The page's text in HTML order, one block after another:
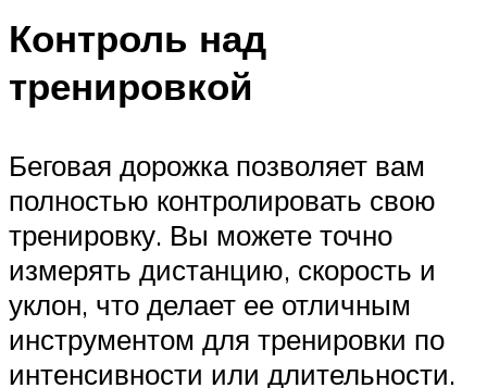
Контроль над
тренировкой
Беговая дорожка позволяет вам
полностью контролировать свою
тренировку. Вы можете точно
измерять дистанцию, скорость и
уклон, что делает ее отличным
инструментом для тренировки по
интенсивности или длительности.